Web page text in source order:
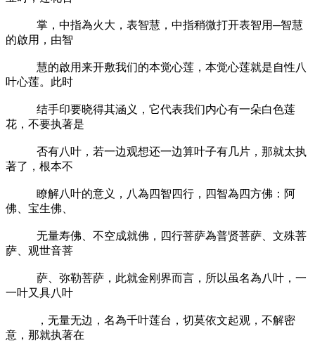
掌，中指為火大，表智慧，中指稍微打开表智用─智慧
的啟用，由智
慧的啟用来开敷我们的本觉心莲，本觉心莲就是自性八
叶心莲。此时
结手印要晓得其涵义，它代表我们内心有一朵白色莲
花，不要执著是
否有八叶，若一边观想还一边算叶子有几片，那就太执
著了，根本不
瞭解八叶的意义，八為四智四行，四智為四方佛：阿
佛、宝生佛、
无量寿佛、不空成就佛，四行菩萨為普贤菩萨、文殊菩
萨、观世音菩
萨、弥勒菩萨，此就金刚界而言，所以虽名為八叶，一
一叶又具八叶
，无量无边，名為千叶莲台，切莫依文起观，不解密
意，那就执著在